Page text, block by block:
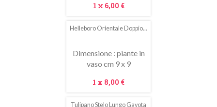
Prezzo
1 x 6,00 €
Helleboro Orientale Doppio...
Dimensione : piante in
vaso cm 9 x 9
Prezzo
1 x 8,00 €
Tulipano Stelo Lungo Gavota